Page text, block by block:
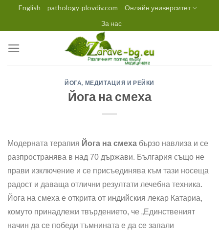
content
English pathology-plovdiv.com
Онлайн университет
За нас
ЙОГА, МЕДИТАЦИЯ И РЕЙКИ
Йога на смеха
Модерната терапия Йога на смеха бързо навлиза и се
разпространява в над 70 държави. България също не
прави изключение и се присъединява към тази носеща
радост и даваща отлични резултати лечебна техника.
Йога на смеха е открита от индийския лекар Катариа,
комуто принадлежи твърдението, че „Единственият
начин да се победи тъмнината е да се запали